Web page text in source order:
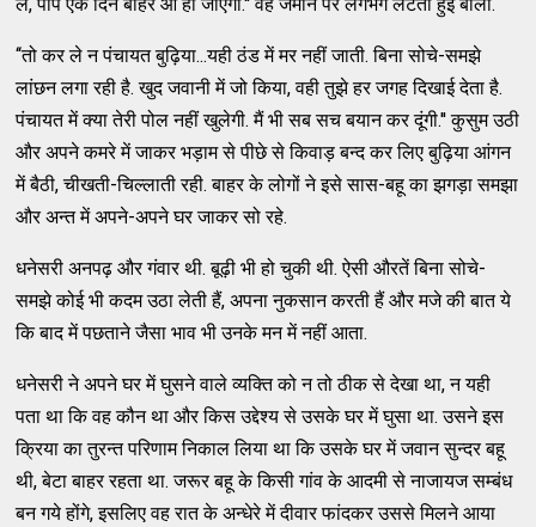
‘‘तो कर ले न पंचायत बुढ़िया...यही ठंड में मर नहीं जाती. बिना सोचे-समझे
लांछन लगा रही है. खुद जवानी में जो किया, वही तुझे हर जगह दिखाई देता है.
पंचायत में क्‍या तेरी पोल नहीं खुलेगी. मैं भी सब सच बयान कर दूंगी.'' कुसुम उठी
और अपने कमरे में जाकर भड़ाम से पीछे से किवाड़ बन्‍द कर लिए बुढ़िया आंगन
में बैठी, चीखती-चिल्‍लाती रही. बाहर के लोगों ने इसे सास-बहू का झगड़ा समझा
और अन्‍त में अपने-अपने घर जाकर सो रहे.
धनेसरी अनपढ़ और गंवार थी. बूढ़ी भी हो चुकी थी. ऐसी औरतें बिना सोचे-
समझे कोई भी कदम उठा लेती हैं, अपना नुकसान करती हैं और मजे की बात ये
कि बाद में पछताने जैसा भाव भी उनके मन में नहीं आता.
धनेसरी ने अपने घर में घुसने वाले व्‍यक्‍ति को न तो ठीक से देखा था, न यही
पता था कि वह कौन था और किस उद्देश्‍य से उसके घर में घुसा था. उसने इस
क्रिया का तुरन्‍त परिणाम निकाल लिया था कि उसके घर में जवान सुन्‍दर बहू
थी, बेटा बाहर रहता था. जरूर बहू के किसी गांव के आदमी से नाजायज सम्‍बंध
बन गये होंगे, इसलिए वह रात के अन्धेरे में दीवार फांदकर उससे मिलने आया